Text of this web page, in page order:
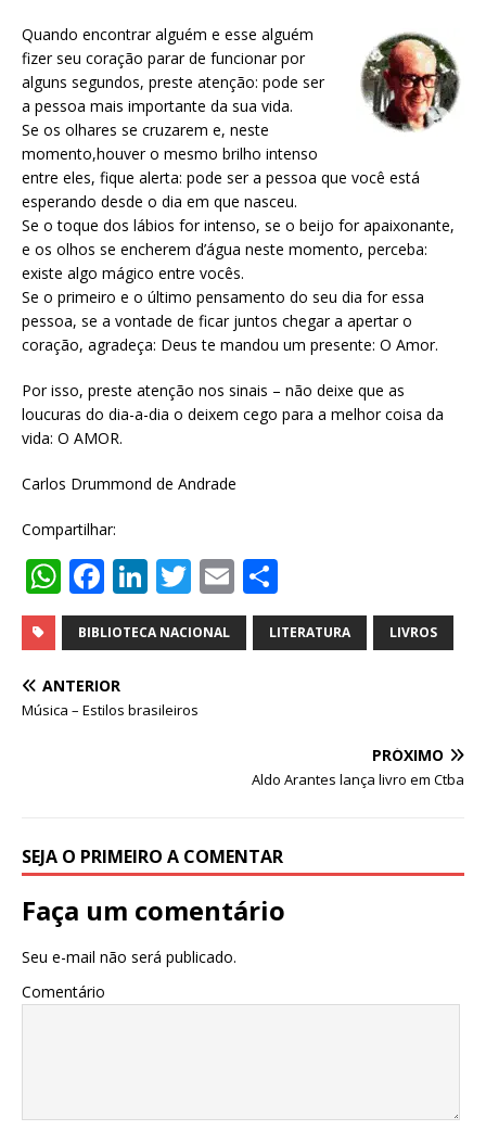
Quando encontrar alguém e esse alguém
fizer seu coração parar de funcionar por
alguns segundos, preste atenção: pode ser
a pessoa mais importante da sua vida.
Se os olhares se cruzarem e, neste
momento,houver o mesmo brilho intenso
entre eles, fique alerta: pode ser a pessoa que você está
esperando desde o dia em que nasceu.
Se o toque dos lábios for intenso, se o beijo for apaixonante,
e os olhos se encherem d’água neste momento, perceba:
existe algo mágico entre vocês.
Se o primeiro e o último pensamento do seu dia for essa
pessoa, se a vontade de ficar juntos chegar a apertar o
coração, agradeça: Deus te mandou um presente: O Amor.
Por isso, preste atenção nos sinais – não deixe que as
loucuras do dia-a-dia o deixem cego para a melhor coisa da
vida: O AMOR.
Carlos Drummond de Andrade
Compartilhar:
W
h
at
s
A
F
a
c
e
b
Li
n
k
dI
T
w
it
r
E
m
ai
h
ar
BIBLIOTECA NACIONAL LITERATURA LIVROS
ANTERIOR
Música – Estilos brasileiros
PRÓXIMO
Aldo Arantes lança livro em Ctba
SEJA O PRIMEIRO A COMENTAR
Faça um comentário
Seu e-mail não será publicado.
Comentário